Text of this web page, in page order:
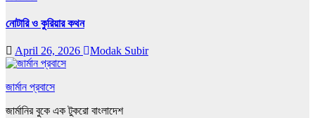
নোটারি ও কুরিয়ার কথন
April 26, 2026 Modak Subir
জার্মান প্রবাসে
জার্মানির বুকে এক টুকরো বাংলাদেশ